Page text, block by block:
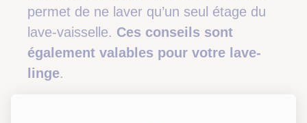
permet de ne laver qu’un seul étage du
lave-vaisselle. Ces conseils sont
également valables pour votre lave-
linge.